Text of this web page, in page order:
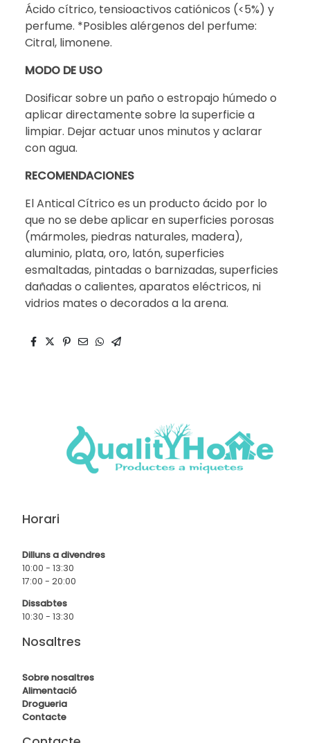
Ácido cítrico, tensioactivos catiónicos (<5%) y
perfume. *Posibles alérgenos del perfume:
Citral, limonene.
MODO DE USO
Dosificar sobre un paño o estropajo húmedo o
aplicar directamente sobre la superficie a
limpiar. Dejar actuar unos minutos y aclarar
con agua.
RECOMENDACIONES
El Antical Cítrico es un producto ácido por lo
que no se debe aplicar en superficies porosas
(mármoles, piedras naturales, madera),
aluminio, plata, oro, latón, superficies
esmaltadas, pintadas o barnizadas, superficies
dañadas o calientes, aparatos eléctricos, ni
vidrios mates o decorados a la arena.
Horari
Dilluns a divendres
10:00 - 13:30
17:00 - 20:00
Dissabtes
10:30 - 13:30
Nosaltres
Sobre nosaltres
Alimentació
Drogueria
Contacte